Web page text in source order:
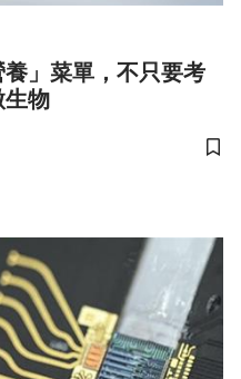
」菜單，不只要考
生物
儲